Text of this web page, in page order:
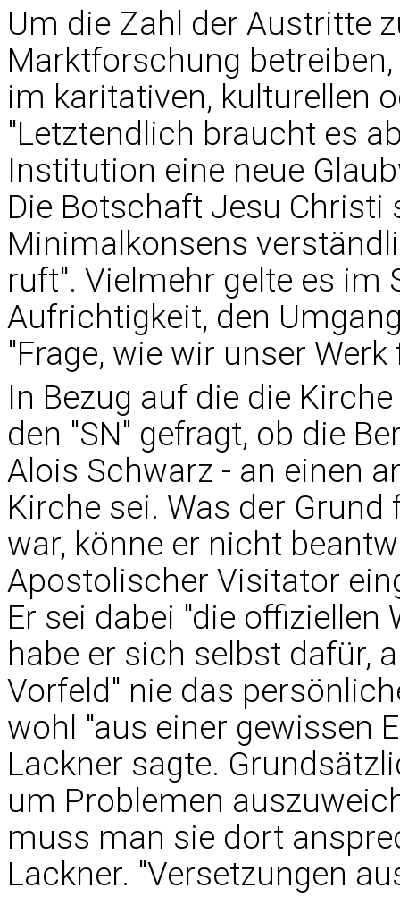
Um die Zahl der Austritte
Marktforschung
im karitativen, kulturellen
"Letztendlich braucht es
Institution eine neue
Die Botschaft Jesu Christi
Minimalkonsens
ruft". Vielmehr gelte es im
Aufrichtigkeit, den
"Frage, wie wir unser
In Bezug auf die die
den "SN" gefragt, ob die
Alois Schwarz - an einen
Kirche sei. Was der
war, könne er nicht
Apostolischer Visitator
Er sei dabei "die offiziellen
habe er sich selbst dafür,
Vorfeld" nie das
wohl "aus einer gewissen
Lackner sagte.
um Problemen
muss man sie dort
Lackner. "Versetzungen